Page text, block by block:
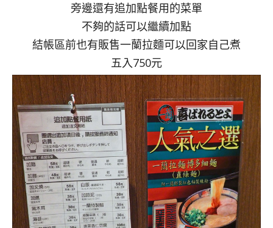
旁邊還有追加點餐用的菜單
不夠的話可以繼續加點
結帳區前也有販售一蘭拉麵可以回家自己煮
五入750元